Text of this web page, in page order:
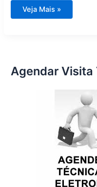
Ge
Monogram
Veja Mais »
Agendar Visita